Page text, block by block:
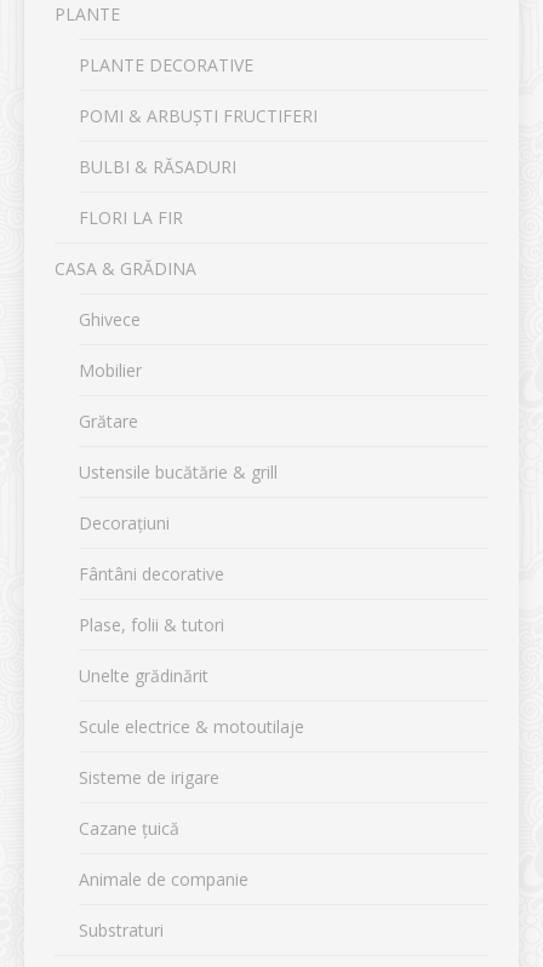
PLANTE
PLANTE DECORATIVE
POMI & ARBUȘTI FRUCTIFERI
BULBI & RĂSADURI
FLORI LA FIR
CASA & GRĂDINA
Ghivece
Mobilier
Grătare
Ustensile bucătărie & grill
Decorațiuni
Fântâni decorative
Plase, folii & tutori
Unelte grădinărit
Scule electrice & motoutilaje
Sisteme de irigare
Cazane țuică
Animale de companie
Substraturi